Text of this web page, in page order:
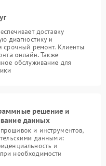
доставку
диагностику и
срочный ремонт. Клиенты
онлайн. Также
обслуживание для
решение и
данных
и инструментов,
данными:
и
необходимости